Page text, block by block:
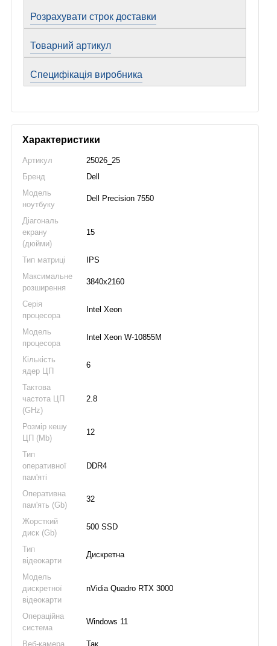
Розрахувати строк доставки
Товарний артикул
Специфікація виробника
Характеристики
Артикул
25026_25
Бренд
Dell
Модель
ноутбуку
Dell Precision 7550
Діагональ
екрану
(дюйми)
15
Тип матриці
IPS
Максимальне
розширення
3840x2160
Серія
процесора
Intel Xeon
Модель
процесора
Intel Xeon W-10855M
Кількість
ядер ЦП
6
Тактова
частота ЦП
(GHz)
2.8
Розмір кешу
ЦП (Mb)
12
Тип
оперативної
пам'яті
DDR4
Оперативна
пам'ять (Gb)
32
Жорсткий
диск (Gb)
500 SSD
Тип
відеокарти
Дискретна
Модель
дискретної
відеокарти
nVidia Quadro RTX 3000
Операційна
система
Windows 11
Веб-камера
Так